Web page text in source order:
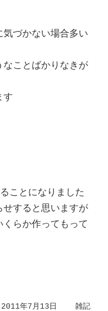
づかない場合多い
ことばかりなきが
す
ことになりました
すると思いますが
らか作ってもって
2011年7月13日 雑記